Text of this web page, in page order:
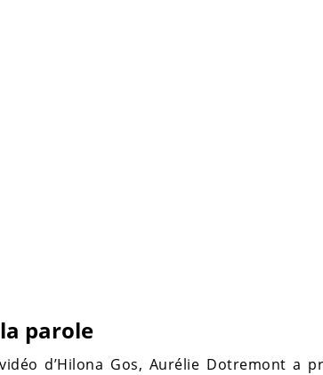
parole
d’Hilona Gos, Aurélie Dotremont a